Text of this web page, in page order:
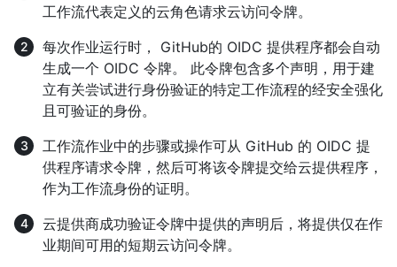
工作流代表定义的云角色请求云访问令牌。
每次作业运行时， GitHub的 OIDC 提供程序都会自动
生成一个 OIDC 令牌。 此令牌包含多个声明，用于建
立有关尝试进行身份验证的特定工作流程的经安全强化
且可验证的身份。
工作流作业中的步骤或操作可从 GitHub 的 OIDC 提
供程序请求令牌，然后可将该令牌提交给云提供程序，
作为工作流身份的证明。
云提供商成功验证令牌中提供的声明后，将提供仅在作
业期间可用的短期云访问令牌。